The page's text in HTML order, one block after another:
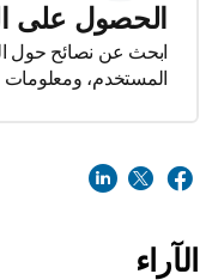
الحصول على
ابحث عن نصائح حول
المستخدم، ومعلومات
الآراء